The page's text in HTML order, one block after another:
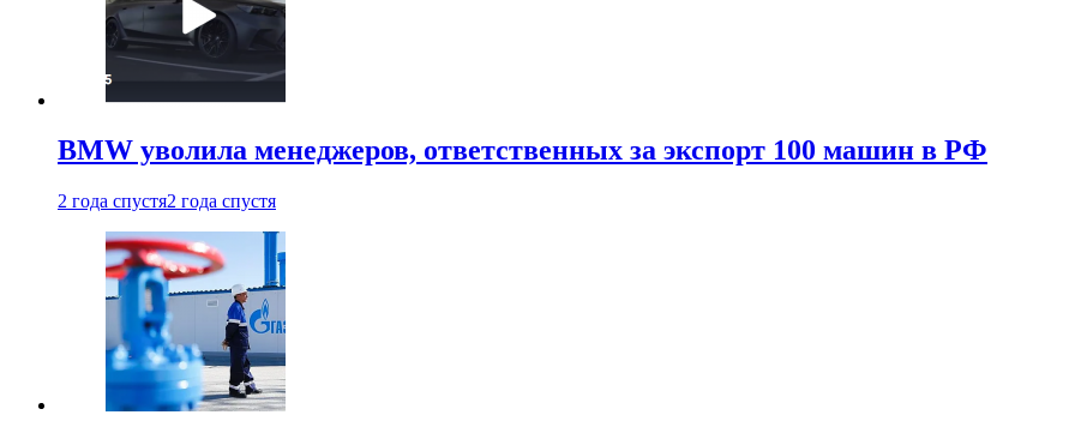
BMW уволила менеджеров, ответственных за экспорт 100 машин в РФ
2 года спустя2 года спустя